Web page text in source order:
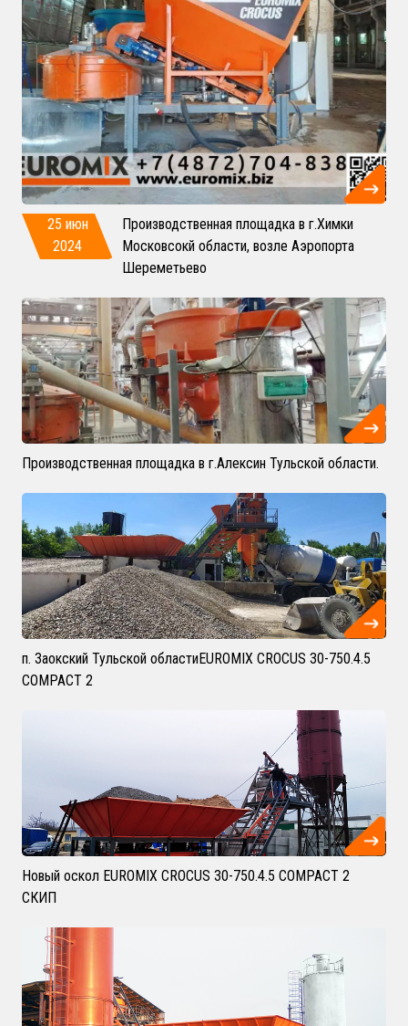
25 июн
2024
Производственная площадка в г.Химки
Московсокй области, возле Аэропорта
Шереметьево
Производственная площадка в г.Алексин Тульской области.
п. Заокский Тульской областиEUROMIX CROCUS 30-750.4.5
COMPACT 2
Новый оскол EUROMIX CROCUS 30-750.4.5 COMPACT 2
СКИП